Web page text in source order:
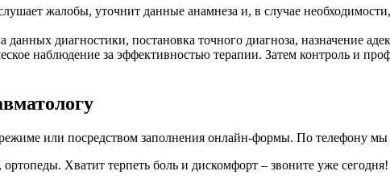
жалобы, уточнит данные анамнеза и, в случае
диагностики, постановка точного диагноза, назначение
наблюдение за эффективностью терапии. Затем контроль и
или посредством заполнения онлайн-формы. По телефону мы
Хватит терпеть боль и дискомфорт – звоните уже сегодня!